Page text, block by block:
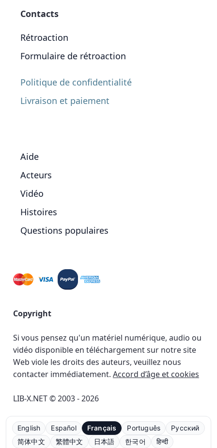
Contacts
Rétroaction
Formulaire de rétroaction
Politique de confidentialité
Livraison et paiement
Aide
Acteurs
Vidéo
Histoires
Questions populaires
Copyright
Si vous pensez qu'un matériel numérique, audio ou
vidéo disponible en téléchargement sur notre site
Web viole les droits des auteurs, veuillez nous
contacter immédiatement. Accord d’âge et cookies
LIB-X.NET © 2003 - 2026
English Español Français Português
Русский
简体中文
繁體中文 日本語 한국어 हिन्दी